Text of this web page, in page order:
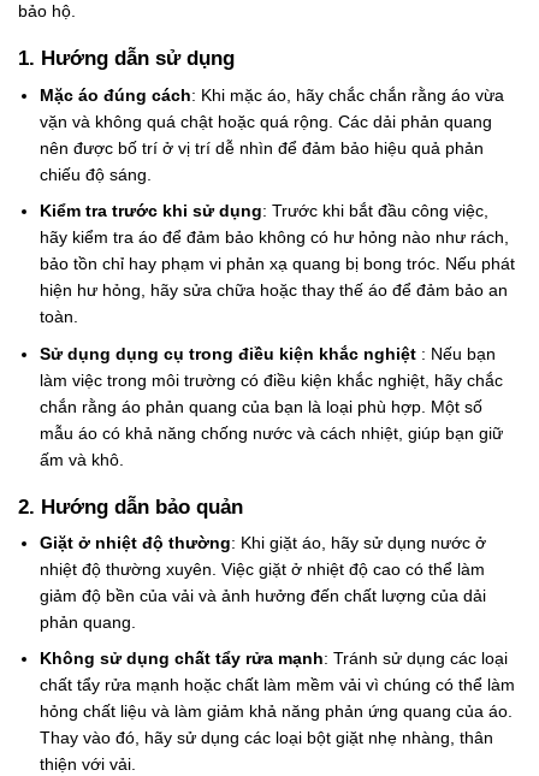
bảo hộ.
1. Hướng dẫn sử dụng
Mặc áo đúng cách: Khi mặc áo, hãy chắc chắn rằng áo vừa
vặn và không quá chật hoặc quá rộng. Các dải phản quang
nên được bố trí ở vị trí dễ nhìn để đảm bảo hiệu quả phản
chiếu độ sáng.
Kiểm tra trước khi sử dụng: Trước khi bắt đầu công việc,
hãy kiểm tra áo để đảm bảo không có hư hỏng nào như rách,
bảo tồn chỉ hay phạm vi phản xạ quang bị bong tróc. Nếu phát
hiện hư hỏng, hãy sửa chữa hoặc thay thế áo để đảm bảo an
toàn.
Sử dụng dụng cụ trong điều kiện khắc nghiệt : Nếu bạn
làm việc trong môi trường có điều kiện khắc nghiệt, hãy chắc
chắn rằng áo phản quang của bạn là loại phù hợp. Một số
mẫu áo có khả năng chống nước và cách nhiệt, giúp bạn giữ
ấm và khô.
2. Hướng dẫn bảo quản
Giặt ở nhiệt độ thường: Khi giặt áo, hãy sử dụng nước ở
nhiệt độ thường xuyên. Việc giặt ở nhiệt độ cao có thể làm
giảm độ bền của vải và ảnh hưởng đến chất lượng của dải
phản quang.
Không sử dụng chất tẩy rửa mạnh: Tránh sử dụng các loại
chất tẩy rửa mạnh hoặc chất làm mềm vải vì chúng có thể làm
hỏng chất liệu và làm giảm khả năng phản ứng quang của áo.
Thay vào đó, hãy sử dụng các loại bột giặt nhẹ nhàng, thân
thiện với vải.